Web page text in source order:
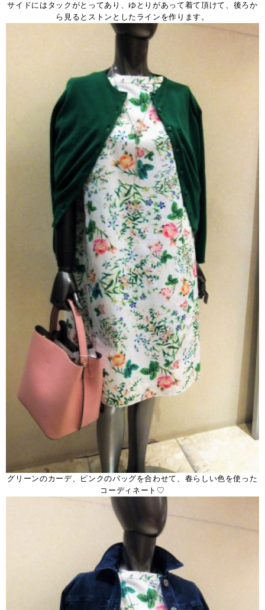
サイドにはタックがとってあり、ゆとりがあって着て頂けて、後ろか
ら見るとストンとしたラインを作ります。
グリーンのカーデ、ピンクのバッグを合わせて、春らしい色を使った
コーディネート♡